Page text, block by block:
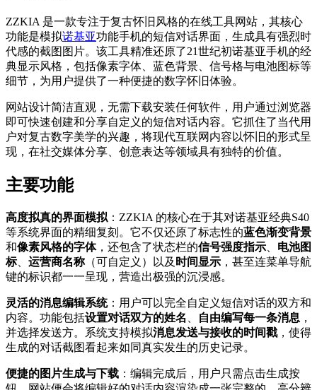
ZZKIA 是一款专注于复古怀旧风格的在线工具网站，其核心
功能是模拟诺基亚功能手机的短信对话界面，生成具有强烈时
代感的截图图片。该工具精准还原了21世纪初诺基亚手机的经
典显示风格，包括像素字体、蓝色背景、信号格与电池图标等
细节，为用户提供了一种便捷的数字怀旧体验。
网站设计简洁直观，无需下载安装任何软件，用户通过浏览器
即可快速创建和分享自定义的短信对话内容。它抓住了当代用
户对复古数字美学的兴趣，将现代互联网内容以怀旧的形式呈
现，在社交媒体分享、创意表达等领域具有独特的价值。
主要功能
高度拟真的界面模拟 ：ZZKIA 的核心在于其对诺基亚经典S40
等系统界面的精细复刻。它不仅还原了标志性的蓝色渐变背景
和像素风格的字体，还包含了状态栏的信号强度指示
电池图
标、 运营商名称（可自定义）以及 时间显示 ，甚至连菜单导航
键的标识都一一呈现，营造出极强的沉浸感。
灵活的消息编辑系统：用户可以完全自定义短信对话的双方和
内容。功能包括设置对话双方的姓名 自由编写每一条消息 ，
并选择发送方。系统支持模拟消息发送与接收的时间戳，使得
生成的对话截图看起来如同真实发生的历史记录。
便捷的图片生成与下载 ：编辑完成后，用户只需点击生成按